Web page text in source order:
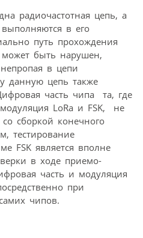
радиочастотная цепь, а
в его
путь прохождения
может быть нарушен,
в цепи
данную цепь также
часть чипа та, где
LoRa и FSK, не
со сборкой конечного
тестирование
FSK является вполне
в ходе приемо-
часть и модуляция
при
чипов.